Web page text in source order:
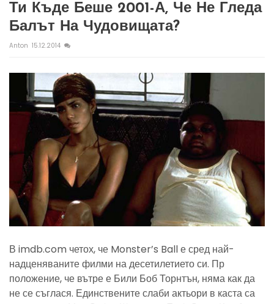
Ти Къде Беше 2001-А, Че Не Гледа
Балът На Чудовищата?
Anton 15.12.2014
В imdb.com четох, че Monster’s Ball е сред най-
надценяваните филми на десетилетието си. Пр
положение, че вътре е Били Боб Торнтън, няма как да
не се съглася. Единствените слаби актьори в каста са